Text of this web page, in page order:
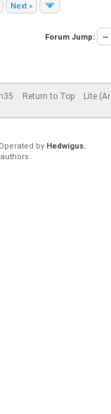
Next »
Forum Jump:
Return to Top
Lite
by Hedwigus.